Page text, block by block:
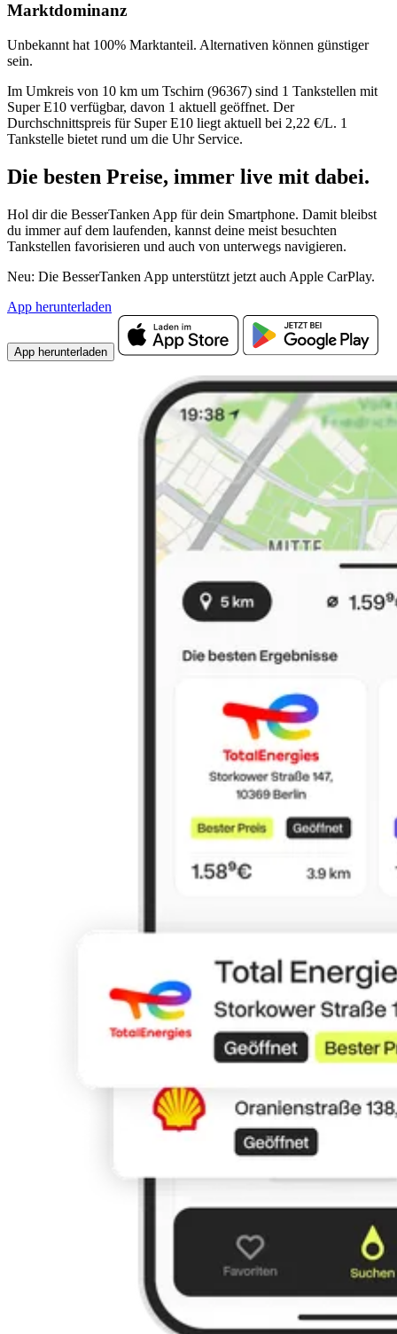
Marktdominanz
Unbekannt hat 100% Marktanteil. Alternativen können günstiger
sein.
Im Umkreis von 10 km um Tschirn (96367) sind 1 Tankstellen mit
Super E10 verfügbar, davon 1 aktuell geöffnet. Der
Durchschnittspreis für Super E10 liegt aktuell bei 2,22 €/L. 1
Tankstelle bietet rund um die Uhr Service.
Die besten Preise, immer live mit dabei.
Hol dir die BesserTanken App für dein Smartphone. Damit bleibst
du immer auf dem laufenden, kannst deine meist besuchten
Tankstellen favorisieren und auch von unterwegs navigieren.
Neu: Die BesserTanken App unterstützt jetzt auch Apple CarPlay.
App herunterladen
App herunterladen